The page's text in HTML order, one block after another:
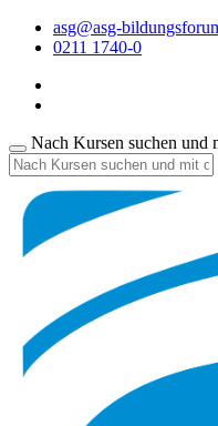
asg@asg-
0211 1740-0
Nach Kursen suchen und